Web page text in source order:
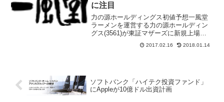
に注目
力の源ホールディングス初値予想一風堂
ラーメンを運営する力の源ホールディン
グス(3561)が東証マザーズに新規上場が
承認された。２月１５日、東京証券取引
所は上場承認を発表して力の源ホールデ
2017.02.16 2018.01.14
ソフトバンク「ハイテク投資ファンド」
にAppleが10億ドル出資計画